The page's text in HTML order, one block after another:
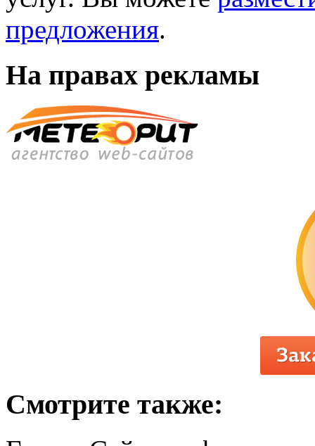
предложения.
На правах рекламы
Смотрите также: